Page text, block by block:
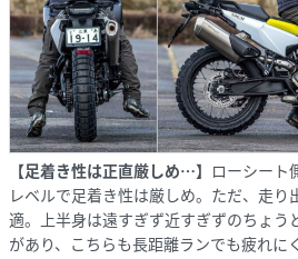
【足着き性は正直厳しめ…】 ローシート
レベルで足着き性は厳しめ。ただ、走
適。上半身は遠すぎず近すぎずのちょう
があり、こちらも長距離ランでも疲れ